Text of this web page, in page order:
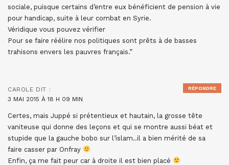
sociale, puisque certains d’entre eux bénéficient de pension à vie
pour handicap, suite à leur combat en Syrie.
Véridique vous pouvez vérifier
Pour se faire réélire nos politiques sont prêts à de basses
trahisons envers les pauvres français.”
CAROLE DIT :
3 MAI 2015 À 18 H 09 MIN
Certes, mais Juppé si prétentieux et hautain, la grosse tête
vaniteuse qui donne des leçons et qui se montre aussi béat et
stupide que la gauche bobo sur l’islam..il a bien mérité de sa
faire casser par Onfray
Enfin, ça me fait peur car à droite il est bien placé
RÉPONDRE